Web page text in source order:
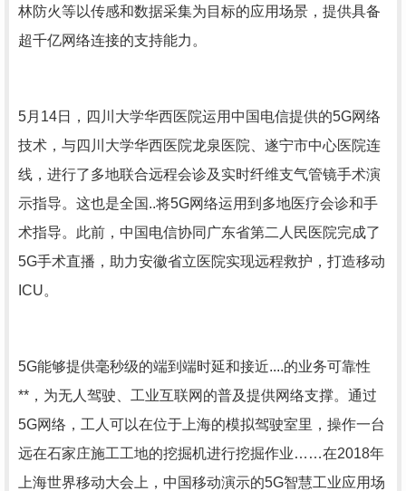
林防火等以传感和数据采集为目标的应用场景，提供具备
超千亿网络连接的支持能力。
5月14日，四川大学华西医院运用中国电信提供的5G网络
技术，与四川大学华西医院龙泉医院、遂宁市中心医院连
线，进行了多地联合远程会诊及实时纤维支气管镜手术演
示指导。这也是全国..将5G网络运用到多地医疗会诊和手
术指导。此前，中国电信协同广东省第二人民医院完成了
5G手术直播，助力安徽省立医院实现远程救护，打造移动
ICU。
5G能够提供毫秒级的端到端时延和接近....的业务可靠性
**，为无人驾驶、工业互联网的普及提供网络支撑。通过
5G网络，工人可以在位于上海的模拟驾驶室里，操作一台
远在石家庄施工工地的挖掘机进行挖掘作业……在2018年
上海世界移动大会上，中国移动演示的5G智慧工业应用场